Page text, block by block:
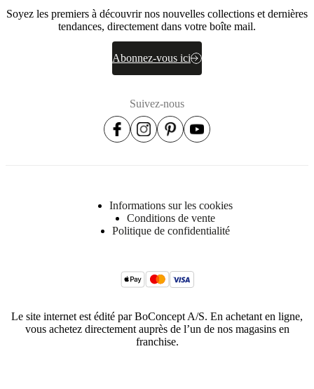
Soyez les premiers à découvrir nos nouvelles collections et dernières
tendances, directement dans votre boîte mail.
Abonnez-vous ici
Suivez-nous
Informations sur les cookies
Conditions de vente
Politique de confidentialité
Le site internet est édité par BoConcept A/S. En achetant en ligne,
vous achetez directement auprès de l’un de nos magasins en
franchise.